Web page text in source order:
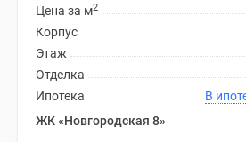
Цена за м2
Корпус
Этаж
Отделка
Ипотека
ЖК «Новгородская 8»